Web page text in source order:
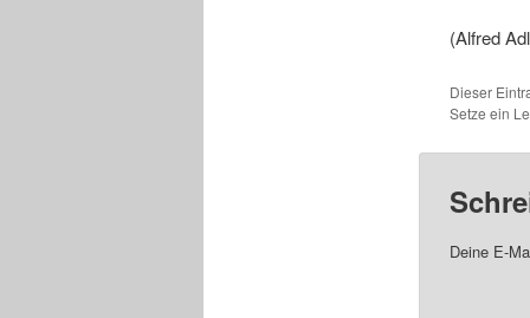
(Alfred
Dieser
Setze ein
Deine E-